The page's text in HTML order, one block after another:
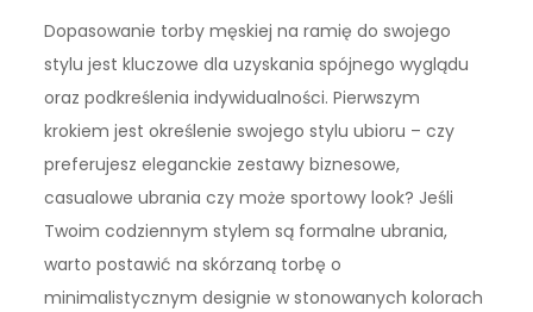
Dopasowanie torby męskiej na ramię do swojego
stylu jest kluczowe dla uzyskania spójnego wyglądu
oraz podkreślenia indywidualności. Pierwszym
krokiem jest określenie swojego stylu ubioru – czy
preferujesz eleganckie zestawy biznesowe,
casualowe ubrania czy może sportowy look? Jeśli
Twoim codziennym stylem są formalne ubrania,
warto postawić na skórzaną torbę o
minimalistycznym designie w stonowanych kolorach